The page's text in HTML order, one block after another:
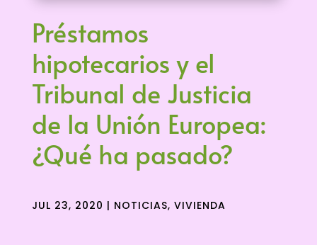
Préstamos
hipotecarios y el
Tribunal de Justicia
de la Unión Europea:
¿Qué ha pasado?
JUL 23, 2020 | NOTICIAS, VIVIENDA